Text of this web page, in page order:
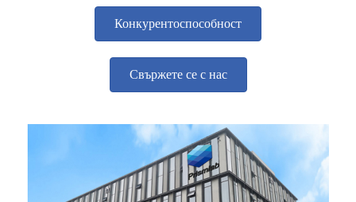
Конкурентоспособност
Свържете се с нас